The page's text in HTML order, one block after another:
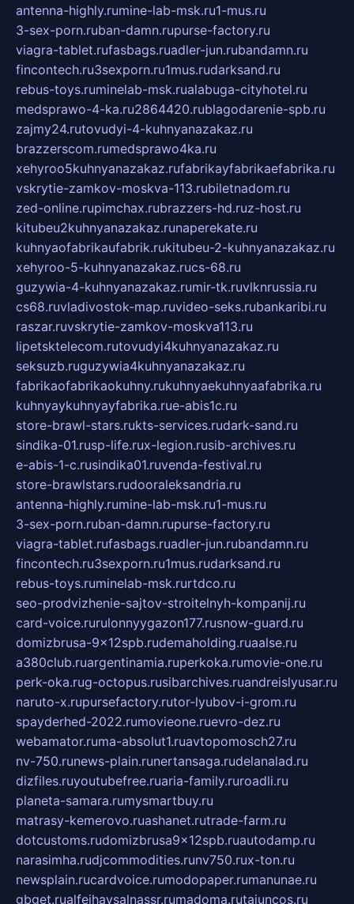
antenna-highly.rumine-lab-msk.ru1-mus.ru
3-sex-porn.ruban-damn.rupurse-factory.ru
viagra-tablet.rufasbags.ruadler-jun.rubandamn.ru
fincontech.ru3sexporn.ru1mus.rudarksand.ru
rebus-toys.ruminelab-msk.rualabuga-cityhotel.ru
medsprawo-4-ka.ru2864420.rublagodarenie-spb.ru
zajmy24.rutovudyi-4-kuhnyanazakaz.ru
brazzerscom.rumedsprawo4ka.ru
xehyroo5kuhnyanazakaz.rufabrikayfabrikaefabrika.ru
vskrytie-zamkov-moskva-113.rubiletnadom.ru
zed-online.rupimchax.rubrazzers-hd.ruz-host.ru
kitubeu2kuhnyanazakaz.runaperekate.ru
kuhnyaofabrikaufabrik.rukitubeu-2-kuhnyanazakaz.ru
xehyroo-5-kuhnyanazakaz.rucs-68.ru
guzywia-4-kuhnyanazakaz.rumir-tk.ruvlknrussia.ru
cs68.ruvladivostok-map.ruvideo-seks.rubankaribi.ru
raszar.ruvskrytie-zamkov-moskva113.ru
lipetsktelecom.rutovudyi4kuhnyanazakaz.ru
seksuzb.ruguzywia4kuhnyanazakaz.ru
fabrikaofabrikaokuhny.rukuhnyaekuhnyaafabrika.ru
kuhnyaykuhnyayfabrika.rue-abis1c.ru
store-brawl-stars.rukts-services.rudark-sand.ru
sindika-01.rusp-life.rux-legion.rusib-archives.ru
e-abis-1-c.rusindika01.ruvenda-festival.ru
store-brawlstars.rudooraleksandria.ru
antenna-highly.rumine-lab-msk.ru1-mus.ru
3-sex-porn.ruban-damn.rupurse-factory.ru
viagra-tablet.rufasbags.ruadler-jun.rubandamn.ru
fincontech.ru3sexporn.ru1mus.rudarksand.ru
rebus-toys.ruminelab-msk.rurtdco.ru
seo-prodvizhenie-sajtov-stroitelnyh-kompanij.ru
card-voice.rurulonnyygazon177.rusnow-guard.ru
domizbrusa-9x12spb.rudemaholding.ruaalse.ru
a380club.ruargentinamia.ruperkoka.rumovie-one.ru
perk-oka.rug-octopus.rusibarchives.ruandreislyusar.ru
naruto-x.rupursefactory.rutor-lyubov-i-grom.ru
spayderhed-2022.rumovieone.ruevro-dez.ru
webamator.ruma-absolut1.ruavtopomosch27.ru
nv-750.runews-plain.runertansaga.rudelanalad.ru
dizfiles.ruyoutubefree.ruaria-family.ruroadli.ru
planeta-samara.rumysmartbuy.ru
matrasy-kemerovo.ruashanet.rutrade-farm.ru
dotcustoms.rudomizbrusa9x12spb.ruautodamp.ru
narasimha.rudjcommodities.runv750.rux-ton.ru
newsplain.rucardvoice.rumodopaper.rumanunae.ru
gbget.rualfeihavsalnassr.rumadoma.rutajuncos.ru